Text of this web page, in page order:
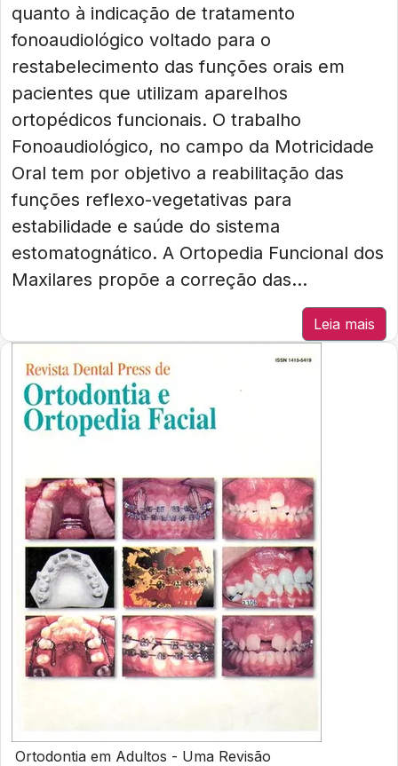
quanto à indicação de tratamento
fonoaudiológico voltado para o
restabelecimento das funções orais em
pacientes que utilizam aparelhos
ortopédicos funcionais. O trabalho
Fonoaudiológico, no campo da Motricidade
Oral tem por objetivo a reabilitação das
funções reflexo-vegetativas para
estabilidade e saúde do sistema
estomatognático. A Ortopedia Funcional dos
Maxilares propõe a correção das...
Leia mais
Ortodontia em Adultos - Uma Revisão